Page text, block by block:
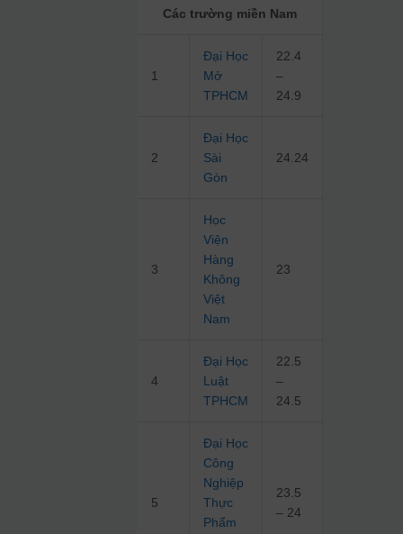
Các trường miền Nam
1
Đại Học
Mở
TPHCM
22.4
–
24.9
2
Đại Học
Sài
Gòn
24.24
3
Học
Viện
Hàng
Không
Việt
Nam
23
4
Đại Học
Luật
TPHCM
22.5
–
24.5
5
Đại Học
Công
Nghiệp
Thực
Phẩm
23.5
– 24